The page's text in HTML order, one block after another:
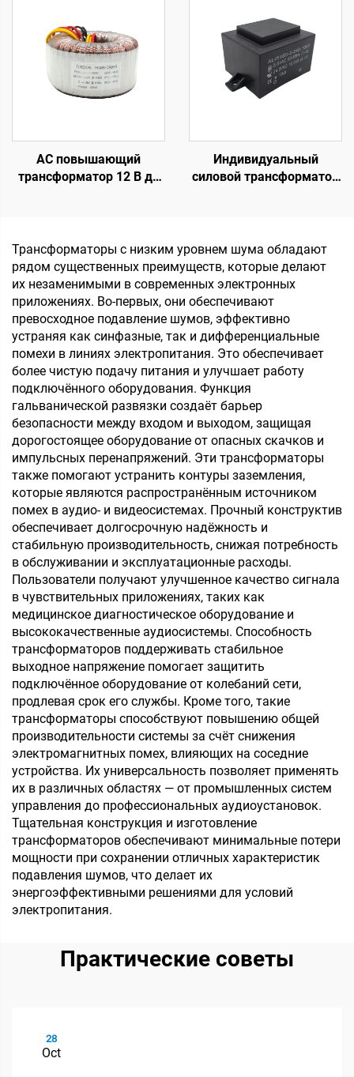
трансформатор
трансформатор на
печатной плате,
трансформатор тока для
печатной платы
AC повышающий
трансформатор 12 В до
медного провода,
тороидальный
трансформатор 110 В до
220 В
Индивидуальный
силовой трансформатор
трансформатор на
печатной плате, 50 Гц,
выход 36 В,
максимальный вход 380
В
Трансформаторы с низким уровнем шума обладают
рядом существенных преимуществ, которые делают
их незаменимыми в современных электронных
приложениях. Во-первых, они обеспечивают
превосходное подавление шумов, эффективно
устраняя как синфазные, так и дифференциальные
помехи в линиях электропитания. Это обеспечивает
более чистую подачу питания и улучшает работу
подключённого оборудования. Функция
гальванической развязки создаёт барьер
безопасности между входом и выходом, защищая
дорогостоящее оборудование от опасных скачков и
импульсных перенапряжений. Эти трансформаторы
также помогают устранить контуры заземления,
которые являются распространённым источником
помех в аудио- и видеосистемах. Прочный конструктив
обеспечивает долгосрочную надёжность и
стабильную производительность, снижая потребность
в обслуживании и эксплуатационные расходы.
Пользователи получают улучшенное качество сигнала
в чувствительных приложениях, таких как
медицинское диагностическое оборудование и
высококачественные аудиосистемы. Способность
трансформаторов поддерживать стабильное
выходное напряжение помогает защитить
подключённое оборудование от колебаний сети,
продлевая срок его службы. Кроме того, такие
трансформаторы способствуют повышению общей
производительности системы за счёт снижения
электромагнитных помех, влияющих на соседние
устройства. Их универсальность позволяет применять
их в различных областях — от промышленных систем
управления до профессиональных аудиоустановок.
Тщательная конструкция и изготовление
трансформаторов обеспечивают минимальные потери
мощности при сохранении отличных характеристик
подавления шумов, что делает их
энергоэффективными решениями для условий
электропитания.
Практические советы
28
Oct